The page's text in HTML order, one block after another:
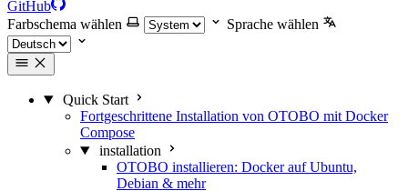
GitHub
Farbschema wählen
Sprache wählen
Quick Start
Fortgeschrittene Installation von OTOBO mit Docker
Compose
installation
OTOBO installieren: Docker auf Ubuntu,
Debian & mehr